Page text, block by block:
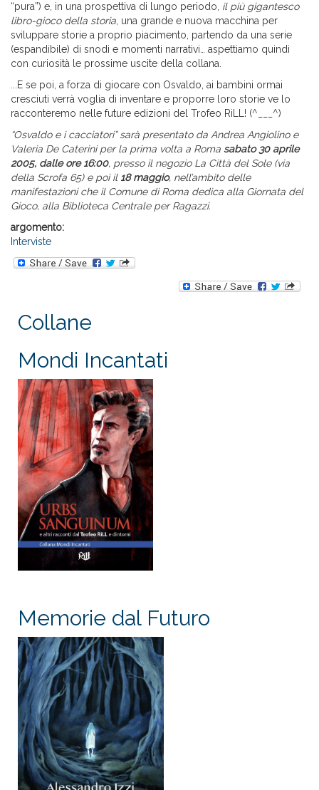
“pura”) e, in una prospettiva di lungo periodo, il più gigantesco
libro-gioco della storia , una grande e nuova macchina per
sviluppare storie a proprio piacimento, partendo da una serie
(espandibile) di snodi e momenti narrativi… aspettiamo quindi
con curiosità le prossime uscite della collana.
...E se poi, a forza di giocare con Osvaldo, ai bambini ormai
cresciuti verrà voglia di inventare e proporre loro storie ve lo
racconteremo nelle future edizioni del Trofeo RiLL! (^___^)
“Osvaldo e i cacciatori” sarà presentato da Andrea Angiolino e
Valeria De Caterini per la prima volta a Roma sabato 30 aprile
2005, dalle ore 16:00, presso il negozio La Città del Sole (via
della Scrofa 65) e poi il 18 maggio, nell’ambito delle
manifestazioni che il Comune di Roma dedica alla Giornata del
Gioco, alla Biblioteca Centrale per Ragazzi.
argomento:
Interviste
Collane
Mondi Incantati
Memorie dal Futuro